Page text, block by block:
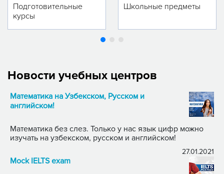
Подготовительные
курсы
Школьные предметы
Новости учебных центров
Математика на Узбекском, Русском и
английском!
Математика без слез. Только у нас язык цифр можно
изучать на узбекском, русском и английском!
27.01.2021
Mock IELTS exam